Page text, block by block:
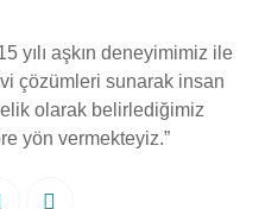
yılı aşkın deneyimimiz ile
çözümleri sunarak insan
olarak belirlediğimiz
yön vermekteyiz.”